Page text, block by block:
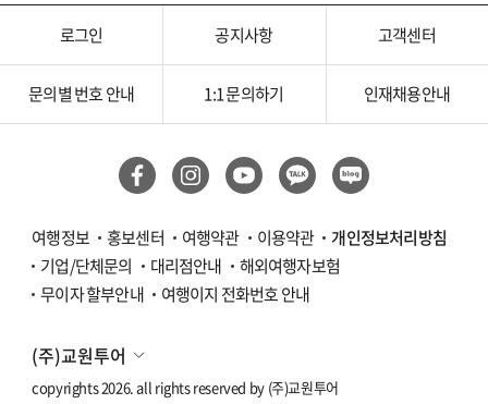
로그인 공지사항 고객센터
문의별 번호 안내 1:1 문의하기 인재채용안내
여행정보 홍보센터 여행약관 이용약관
개인정보처리방침
기업/단체문의
대리점안내
해외여행자보험
무이자 할부안내
여행이지 전화번호 안내
(주)교원투어
copyrights 2026. all rights reserved by (주)교원투어